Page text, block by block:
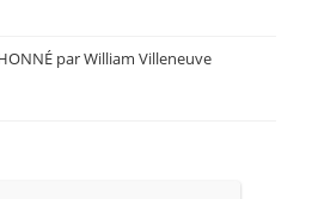
par William Villeneuve